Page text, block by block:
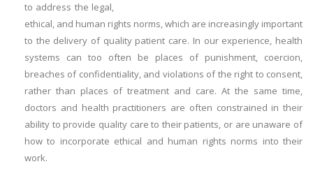
to address the legal,
ethical, and human rights norms, which are increasingly important
to the delivery of quality patient care. In our experience, health
systems can too often be places of punishment, coercion,
breaches of confidentiality, and violations of the right to consent,
rather than places of treatment and care. At the same time,
doctors and health practitioners are often constrained in their
ability to provide quality care to their patients, or are unaware of
how to incorporate ethical and human rights norms into their
work.